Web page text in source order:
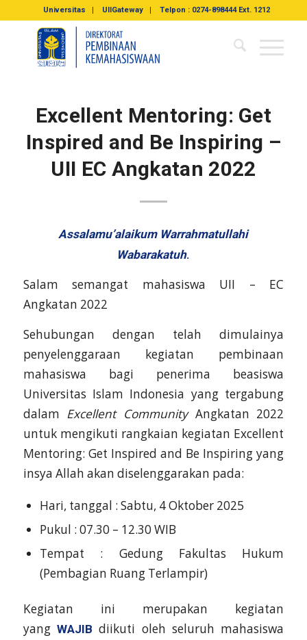
Universitas UIIGateway Telpon : 0274-898444 Ext. 1212
Excellent Mentoring: Get
Inspired and Be Inspiring –
UII EC Angkatan 2022
Assalamu’alaikum Warrahmatullahi
Wabarakatuh.
Salam semangat mahasiswa UII – EC
Angkatan 2022
Sehubungan dengan telah dimulainya
penyelenggaraan kegiatan pembinaan
mahasiswa bagi penerima beasiswa
Universitas Islam Indonesia yang tergabung
dalam Excellent CommunityAngkatan 2022
untuk mengikuti rangkaian kegiatan Excellent
Mentoring: Get Inspired and Be Inspiring yang
insya Allah akan diselenggarakan pada:
Hari, tanggal : Sabtu, 4 Oktober 2025
Pukul : 07.30 – 12.30 WIB
Tempat : Gedung Fakultas Hukum
(Pembagian Ruang Terlampir)
Kegiatan ini merupakan kegiatan
yang WAJIBdiikuti oleh seluruh mahasiswa